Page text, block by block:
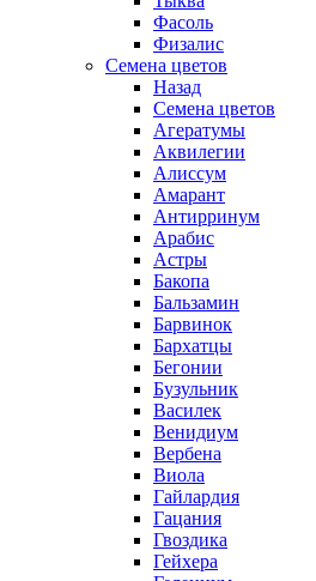
Фасоль
Физалис
Семена цветов
Назад
Семена цветов
Агератумы
Аквилегии
Алиссум
Амарант
Антирринум
Арабис
Астры
Бакопа
Бальзамин
Барвинок
Бархатцы
Бегонии
Бузульник
Василек
Венидиум
Вербена
Виола
Гайлардия
Гацания
Гвоздика
Гейхера